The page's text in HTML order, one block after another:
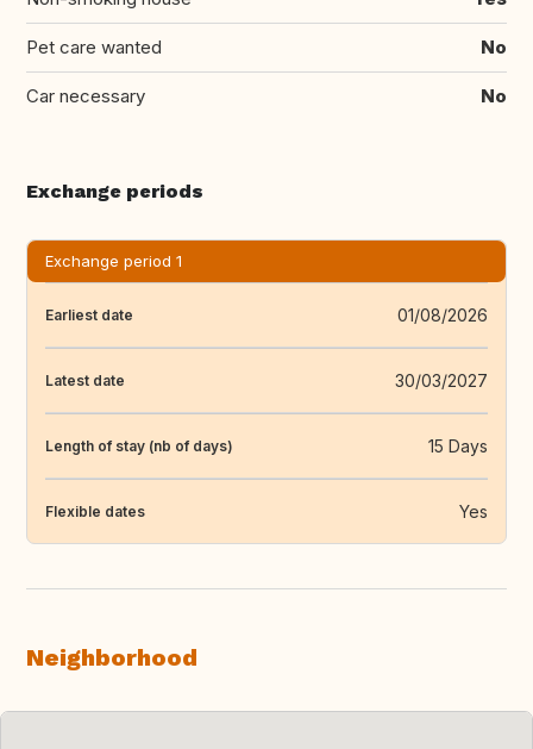
Pet care wanted No
Car necessary No
Exchange periods
Exchange period 1
Earliest date 01/08/2026
Latest date 30/03/2027
Length of stay (nb of days) 15 Days
Flexible dates Yes
Neighborhood